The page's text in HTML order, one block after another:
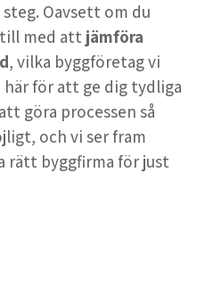
Oavsett om du
med att jämföra
, vilka byggföretag vi
för att ge dig tydliga
göra processen så
och vi ser fram
rätt byggfirma för just